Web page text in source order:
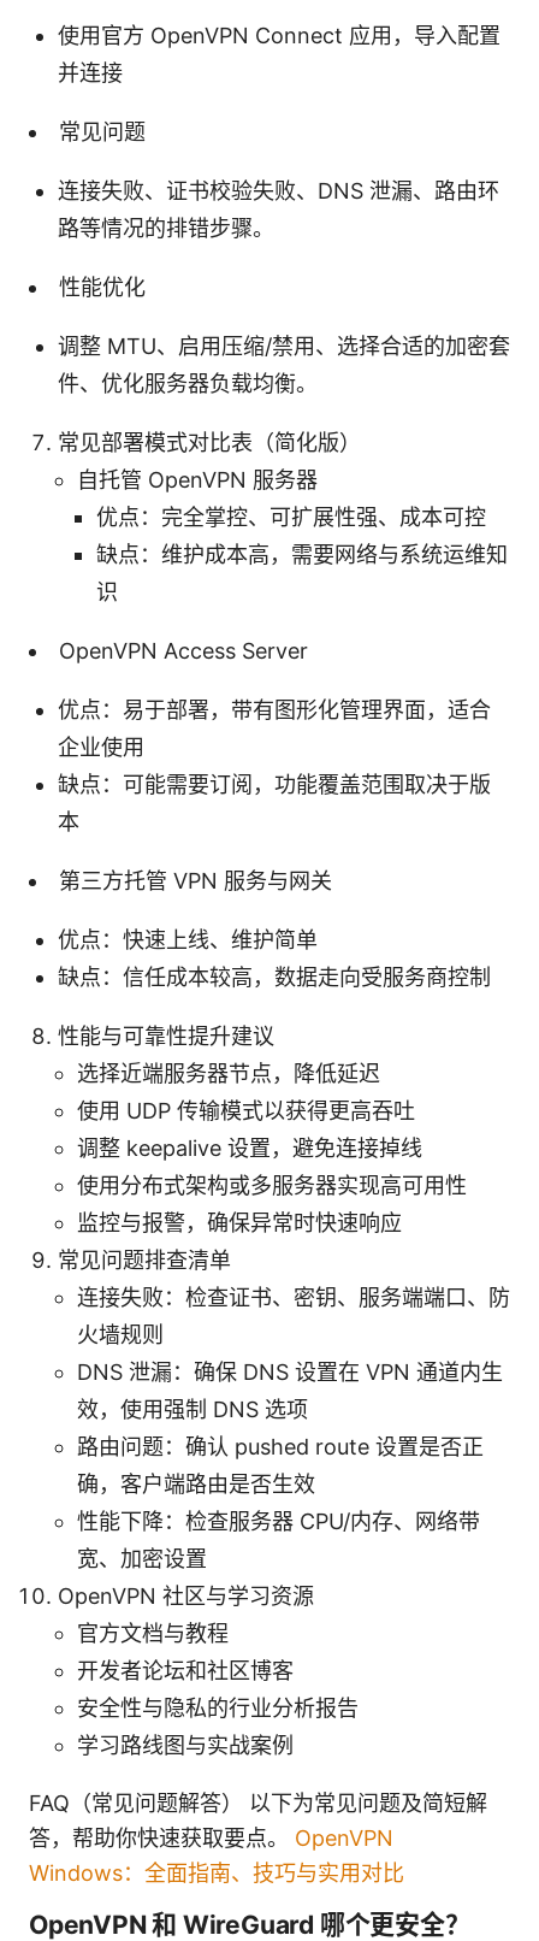
使用官方 OpenVPN Connect 应用，导入配置
并连接
常见问题
连接失败、证书校验失败、DNS 泄漏、路由环
路等情况的排错步骤。
性能优化
调整 MTU、启用压缩/禁用、选择合适的加密套
件、优化服务器负载均衡。
常见部署模式对比表（简化版）
自托管 OpenVPN 服务器
优点：完全掌控、可扩展性强、成本可控
缺点：维护成本高，需要网络与系统运维知
识
OpenVPN Access Server
优点：易于部署，带有图形化管理界面，适合
企业使用
缺点：可能需要订阅，功能覆盖范围取决于版
本
第三方托管 VPN 服务与网关
优点：快速上线、维护简单
缺点：信任成本较高，数据走向受服务商控制
性能与可靠性提升建议
选择近端服务器节点，降低延迟
使用 UDP 传输模式以获得更高吞吐
调整 keepalive 设置，避免连接掉线
使用分布式架构或多服务器实现高可用性
监控与报警，确保异常时快速响应
常见问题排查清单
连接失败：检查证书、密钥、服务端端口、防
火墙规则
DNS 泄漏：确保 DNS 设置在 VPN 通道内生
效，使用强制 DNS 选项
路由问题：确认 pushed route 设置是否正
确，客户端路由是否生效
性能下降：检查服务器 CPU/内存、网络带
宽、加密设置
OpenVPN 社区与学习资源
官方文档与教程
开发者论坛和社区博客
安全性与隐私的行业分析报告
学习路线图与实战案例
FAQ（常见问题解答） 以下为常见问题及简短解
答，帮助你快速获取要点。 OpenVPN
Windows：全面指南、技巧与实用对比
OpenVPN 和 WireGuard 哪个更安全？